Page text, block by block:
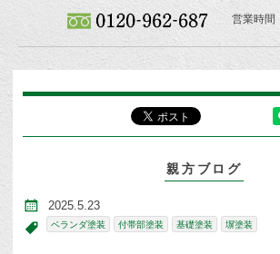
営業時間
親方ブログ
2025.5.23
ベランダ塗装 付帯部塗装 基礎塗装 塀塗装